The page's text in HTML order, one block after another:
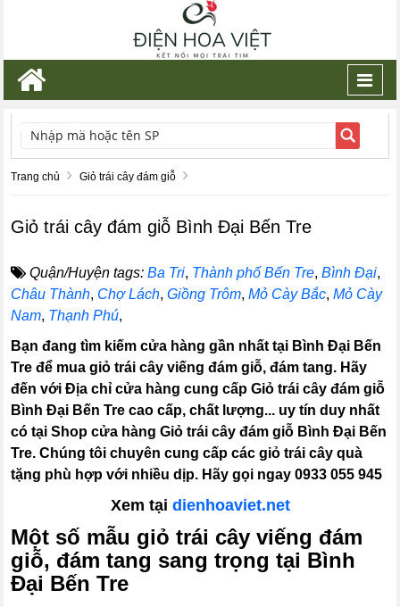
TÌM KIẾM
Trang chủ Giỏ trái cây đám giỗ
Giỏ trái cây đám giỗ Bình Đại Bến Tre
Quận/Huyện tags: Ba Tri, Thành phố Bến Tre,Bình Đại,
Châu Thành, Chợ Lách,Giồng Trôm,Mỏ Cày Bắc,Mỏ Cày
Nam, Thạnh Phú,
Bạn đang tìm kiếm cửa hàng gần nhất tại Bình Đại Bến
Tre để mua giỏ trái cây viếng đám giỗ, đám tang. Hãy
đến với Địa chỉ cửa hàng cung cấp Giỏ trái cây đám giỗ
Bình Đại Bến Tre cao cấp, chất lượng... uy tín duy nhất
có tại Shop cửa hàng Giỏ trái cây đám giỗ Bình Đại Bến
Tre. Chúng tôi chuyên cung cấp các giỏ trái cây quà
tặng phù hợp với nhiều dịp. Hãy gọi ngay 0933 055 945
Xem tại dienhoaviet.net
Một số mẫu giỏ trái cây viếng đám
giỗ, đám tang sang trọng tại Bình
Đại Bến Tre